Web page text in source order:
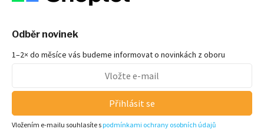
Odběr novinek
1–2× do měsíce vás budeme informovat o novinkách z oboru
Přihlásit se
Vložením e-mailu souhlasíte s podmínkami ochrany osobních údajů